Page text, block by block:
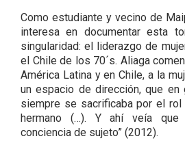
Como estudiante y vecino de
interesa en documentar esta
singularidad: el liderazgo de
el Chile de los 70´s. Aliaga
América Latina y en Chile, a la
un espacio de dirección, que en
siempre se sacrificaba por el
hermano (…). Y ahí veía que
conciencia de sujeto” (2012).